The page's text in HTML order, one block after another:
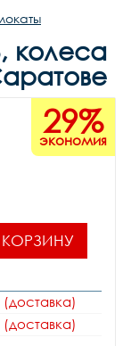
колеса
29%
экономия
(доставка)
(доставка)